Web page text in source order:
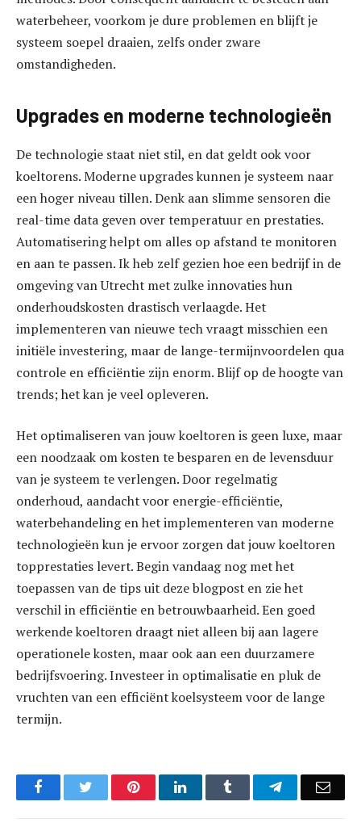
waterbeheer, voorkom je dure problemen en blijft je
systeem soepel draaien, zelfs onder zware
omstandigheden.
Upgrades en moderne technologieën
De technologie staat niet stil, en dat geldt ook voor
koeltorens. Moderne upgrades kunnen je systeem naar
een hoger niveau tillen. Denk aan slimme sensoren die
real-time data geven over temperatuur en prestaties.
Automatisering helpt om alles op afstand te monitoren
en aan te passen. Ik heb zelf gezien hoe een bedrijf in de
omgeving van Utrecht met zulke innovaties hun
onderhoudskosten drastisch verlaagde. Het
implementeren van nieuwe tech vraagt misschien een
initiële investering, maar de lange-termijnvoordelen qua
controle en efficiëntie zijn enorm. Blijf op de hoogte van
trends; het kan je veel opleveren.
Het optimaliseren van jouw koeltoren is geen luxe, maar
een noodzaak om kosten te besparen en de levensduur
van je systeem te verlengen. Door regelmatig
onderhoud, aandacht voor energie-efficiëntie,
waterbehandeling en het implementeren van moderne
technologieën kun je ervoor zorgen dat jouw koeltoren
topprestaties levert. Begin vandaag nog met het
toepassen van de tips uit deze blogpost en zie het
verschil in efficiëntie en betrouwbaarheid. Een goed
werkende koeltoren draagt niet alleen bij aan lagere
operationele kosten, maar ook aan een duurzamere
bedrijfsvoering. Investeer in optimalisatie en pluk de
vruchten van een efficiënt koelsysteem voor de lange
termijn.
FacebookTwitter PinterestLinkedIn Tumblr Telegram